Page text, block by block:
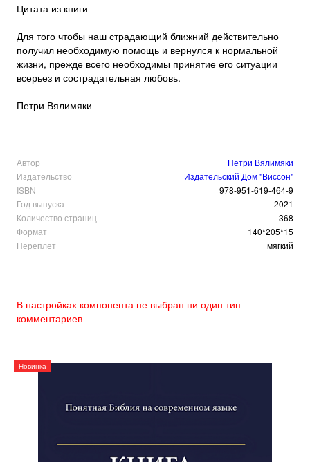
Цитата из книги
Для того чтобы наш страдающий ближний действительно
получил необходимую помощь и вернулся к нормальной
жизни, прежде всего необходимы принятие его ситуации
всерьез и сострадательная любовь.
Петри Вялимяки
Автор
Петри Вялимяки
Издательство
Издательский Дом "Виссон"
ISBN
978-951-619-464-9
Год выпуска
2021
Количество страниц
368
Формат
140*205*15
Переплет
мягкий
В настройках компонента не выбран ни один тип
комментариев
Новинка